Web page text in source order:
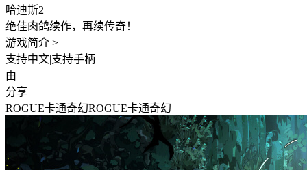
哈迪斯2
绝佳肉鸽续作，再续传奇！
游戏简介 >
支持中文|支持手柄
由
分享
ROGUE卡通奇幻ROGUE卡通奇幻